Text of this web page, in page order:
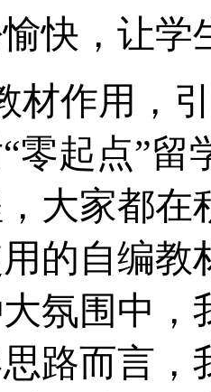
快，让学
材作用，
零起点”留
大家都
的自编教
氛围中，
路而言，